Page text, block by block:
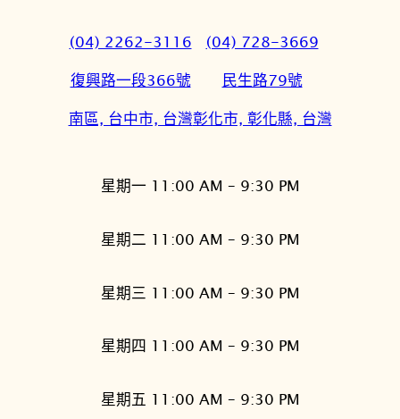
(04) 2262-3116
復興路一段366號
南區, 台中市, 台灣
(04) 728-3669
民生路79號
彰化市, 彰化縣, 台灣
星期一 11:00 AM – 9:30 PM
星期二 11:00 AM – 9:30 PM
星期三 11:00 AM – 9:30 PM
星期四 11:00 AM – 9:30 PM
星期五 11:00 AM – 9:30 PM